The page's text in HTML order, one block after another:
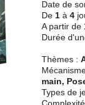
Date de
De 1à 4
A partir de
Durée
Thèmes :
main,
Types de